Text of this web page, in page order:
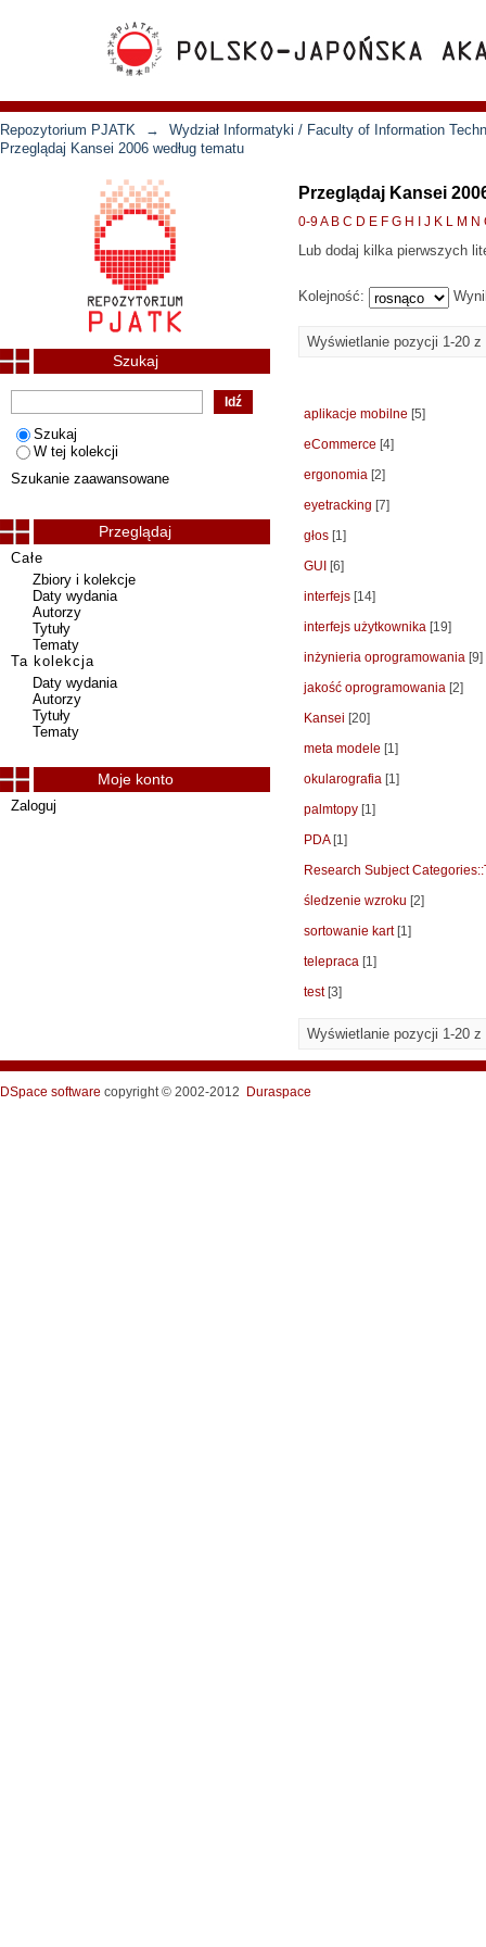
Repozytorium PJATK →
Wydział Informatyki / Faculty of Information
Przeglądaj Kansei 2006 według tematu
Przeglądaj Kansei
0-9A B C D E F G H J K L M N
Lub dodaj kilka pierwszych
Kolejność:
Wyświetlanie pozycji 1-20 z
aplikacje mobilne [5]
eCommerce [4]
ergonomia [2]
eyetracking [7]
głos [1]
GUI
[6]
interfejs [14]
interfejs użytkownika [19]
inżynieria oprogramowania [9]
jakość oprogramowania [2]
Kansei [20]
meta modele [1]
okularografia [1]
palmtopy [1]
PDA[1]
Research Subject
śledzenie wzroku [2]
sortowanie kart[1]
telepraca [1]
test[3]
Wyświetlanie pozycji 1-20 z
Szukaj
Szukaj
W tej kolekcji
Szukanie zaawansowane
Przeglądaj
Całe
Zbiory i kolekcje
Daty wydania
Autorzy
Tytuły
Tematy
Ta kolekcja
Daty wydania
Autorzy
Tytuły
Tematy
Moje konto
Zaloguj
DSpace software copyright © 2002-2012 Duraspace